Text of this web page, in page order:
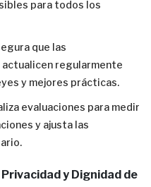
para todos los
que las
regularmente
y mejores prácticas.
evaluaciones para medir
y ajusta las
y Dignidad de